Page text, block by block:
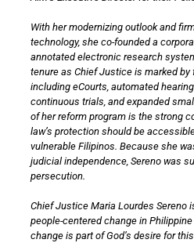
With her modernizing outlook and
technology, she co-founded a
annotated electronic research
tenure as Chief Justice is marked by
including eCourts, automated
continuous trials, and expanded
of her reform program is the strong
law’s protection should be
vulnerable Filipinos. Because she
judicial independence, Sereno was
persecution.
Chief Justice Maria Lourdes Sereno
people-centered change in
change is part of God’s desire for